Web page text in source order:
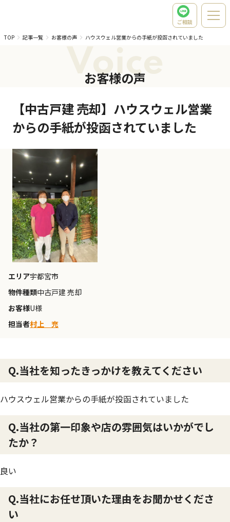
ご相談
TOP
記事一覧 お客様の声 ハウスウェル営業からの手紙が投函されていました
Voice
お客様の声
【中古戸建 売却】ハウスウェル営業
からの手紙が投函されていました
エリア宇都宮市
物件種類中古戸建 売却
お客様U様
担当者村上 充
Q.当社を知ったきっかけを教えてください
ハウスウェル営業からの手紙が投函されていました
Q.当社の第一印象や店の雰囲気はいかがでし
たか？
良い
Q.当社にお任せ頂いた理由をお聞かせくださ
い